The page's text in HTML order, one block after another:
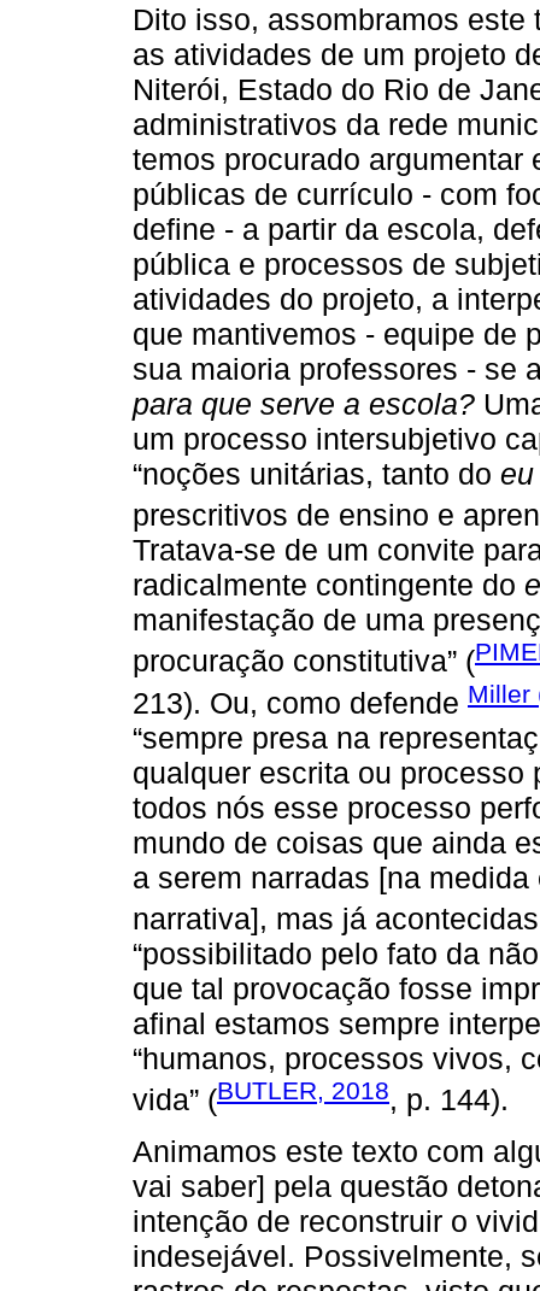
Dito isso, assombramos
as atividades de um projeto
Niterói, Estado do Rio de
administrativos da rede
temos procurado
públicas de currículo - com
define - a partir da escola,
pública e processos de
atividades do projeto, a
que mantivemos - equipe de
sua maioria professores - se
para que serve a escola?
um processo intersubjetivo
“noções unitárias, tanto do eu
prescritivos de ensino e
Tratava-se de um convite
radicalmente contingente do
manifestação de uma
procuração constitutiva” (
213). Ou, como defende Miller
“sempre presa na
qualquer escrita ou processo
todos nós esse processo
mundo de coisas que ainda
a serem narradas [na
narrativa], mas já
“possibilitado pelo fato da
que tal provocação fosse
afinal estamos sempre
“humanos, processos vivos,
vida” (BUTLER, 2018, p. 144).
Animamos este texto com
vai saber] pela questão
intenção de reconstruir o
indesejável. Possivelmente,